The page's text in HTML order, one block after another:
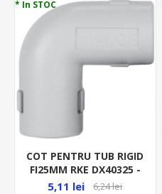
* In STOC
COT PENTRU TUB RIGID
FI25MM RKE DX40325 -
90GR - RACORD RIGID
5,11 lei 6,24 lei